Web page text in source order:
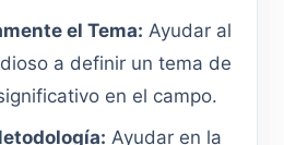
el Tema: Ayudar al
a definir un tema de
en el campo.
Ayudar en la